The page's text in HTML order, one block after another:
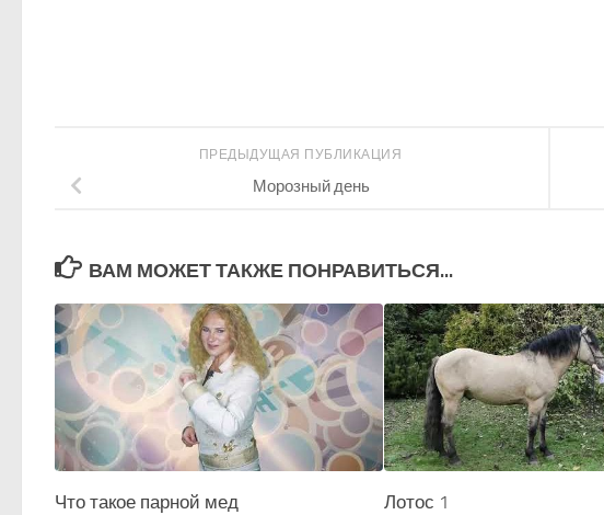
ПРЕДЫДУЩАЯ ПУБЛИКАЦИЯ
Морозный день
ВАМ МОЖЕТ ТАКЖЕ ПОНРАВИТЬСЯ...
Что такое парной мед Лотос 1